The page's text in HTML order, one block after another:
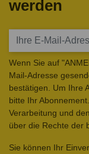
werden
Wenn Sie auf
Mail-Adresse
bestätigen. Um Ihre
bitte Ihr
Verarbeitung und
über die Rechte der
Sie können Ihr